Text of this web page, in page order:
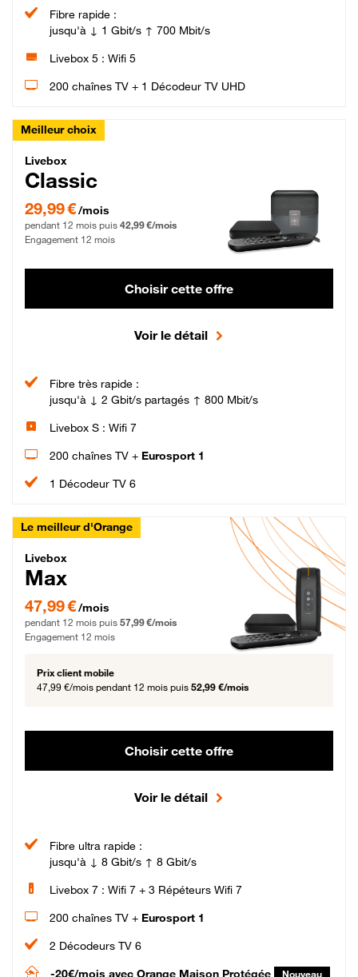
Fibre rapide :
jusqu'à ↓ 1 Gbit/s ↑ 700 Mbit/s
Livebox 5 : Wifi 5
200 chaînes TV + 1 Décodeur TV UHD
Meilleur choix
Livebox Classic Fibre
Livebox
Classic
29,99 € par mois pendant 12 mois puis 42,99 € par mois, Engagement 12 mois
29,99 €/mois
pendant 12 mois puis 42,99 €/mois
Engagement 12 mois
Choisir cette offre
Voir le détail
Fibre très rapide :
jusqu'à ↓ 2 Gbit/s partagés ↑ 800 Mbit/s
Livebox S : Wifi 7
200 chaînes TV + Eurosport 1
1 Décodeur TV 6
Le meilleur d'Orange
Livebox Max Fibre
Livebox
Max
47,99 € par mois pendant 12 mois puis 57,99 € par mois, Engagement 12 mois
47,99 €/mois
pendant 12 mois puis 57,99 €/mois
Engagement 12 mois
Prix client mobile
47,99 €/mois pendant 12 mois puis 52,99 €/mois
Choisir cette offre
Voir le détail
Fibre ultra rapide :
jusqu'à ↓ 8 Gbit/s ↑ 8 Gbit/s
Livebox 7 : Wifi 7 + 3 Répéteurs Wifi 7
200 chaînes TV + Eurosport 1
2 Décodeurs TV 6
-20€/mois avec Orange Maison Protégée Nouveau